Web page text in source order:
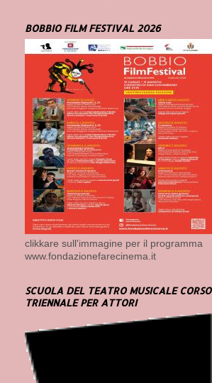
BOBBIO FILM FESTIVAL 2026
clikkare sull'immagine per il programma
www.fondazionefarecinema.it
SCUOLA DEL TEATRO MUSICALE CORSO
TRIENNALE PER ATTORI